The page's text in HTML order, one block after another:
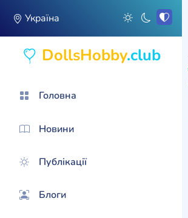
Україна
DollsHobby.club
Головна
Новини
Публікації
Блоги